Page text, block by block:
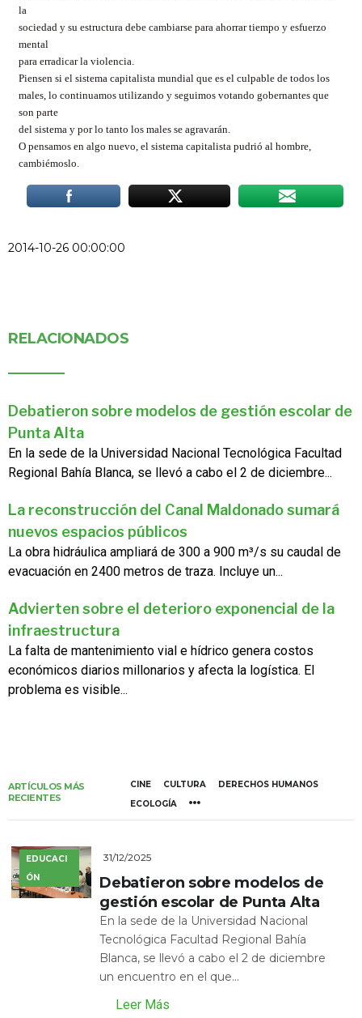
la
sociedad y su estructura debe cambiarse para ahorrar tiempo y esfuerzo
mental
para erradicar la violencia.
Piensen si el sistema capitalista mundial que es el culpable de todos los
males, lo continuamos utilizando y seguimos votando gobernantes que
son parte
del sistema y por lo tanto los males se agravarán.
O pensamos en algo nuevo, el sistema capitalista pudrió al hombre,
cambiémoslo.
2014-10-26 00:00:00
RELACIONADOS
Debatieron sobre modelos de gestión escolar de
Punta Alta
En la sede de la Universidad Nacional Tecnológica Facultad
Regional Bahía Blanca, se llevó a cabo el 2 de diciembre...
La reconstrucción del Canal Maldonado sumará
nuevos espacios públicos
La obra hidráulica ampliará de 300 a 900 m³/s su caudal de
evacuación en 2400 metros de traza. Incluye un...
Advierten sobre el deterioro exponencial de la
infraestructura
La falta de mantenimiento vial e hídrico genera costos
económicos diarios millonarios y afecta la logística. El
problema es visible...
ARTÍCULOS MÁS
RECIENTES
CINE CULTURA
DERECHOS HUMANOS
ECOLOGÍA
EDUCACI
ÓN
31/12/2025
Debatieron sobre modelos de
gestión escolar de Punta Alta
En la sede de la Universidad Nacional
Tecnológica Facultad Regional Bahía
Blanca, se llevó a cabo el 2 de diciembre
un encuentro en el que...
Leer Más